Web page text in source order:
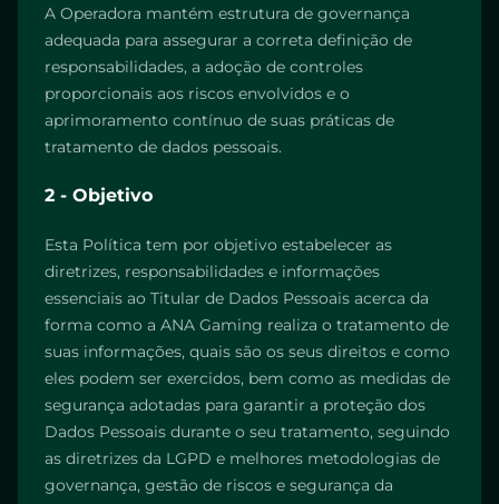
A Operadora mantém estrutura de governança
adequada para assegurar a correta definição de
responsabilidades, a adoção de controles
proporcionais aos riscos envolvidos e o
aprimoramento contínuo de suas práticas de
tratamento de dados pessoais.
2 - Objetivo
Esta Política tem por objetivo estabelecer as
diretrizes, responsabilidades e informações
essenciais ao Titular de Dados Pessoais acerca da
forma como a ANA Gaming realiza o tratamento de
suas informações, quais são os seus direitos e como
eles podem ser exercidos, bem como as medidas de
segurança adotadas para garantir a proteção dos
Dados Pessoais durante o seu tratamento, seguindo
as diretrizes da LGPD e melhores metodologias de
governança, gestão de riscos e segurança da